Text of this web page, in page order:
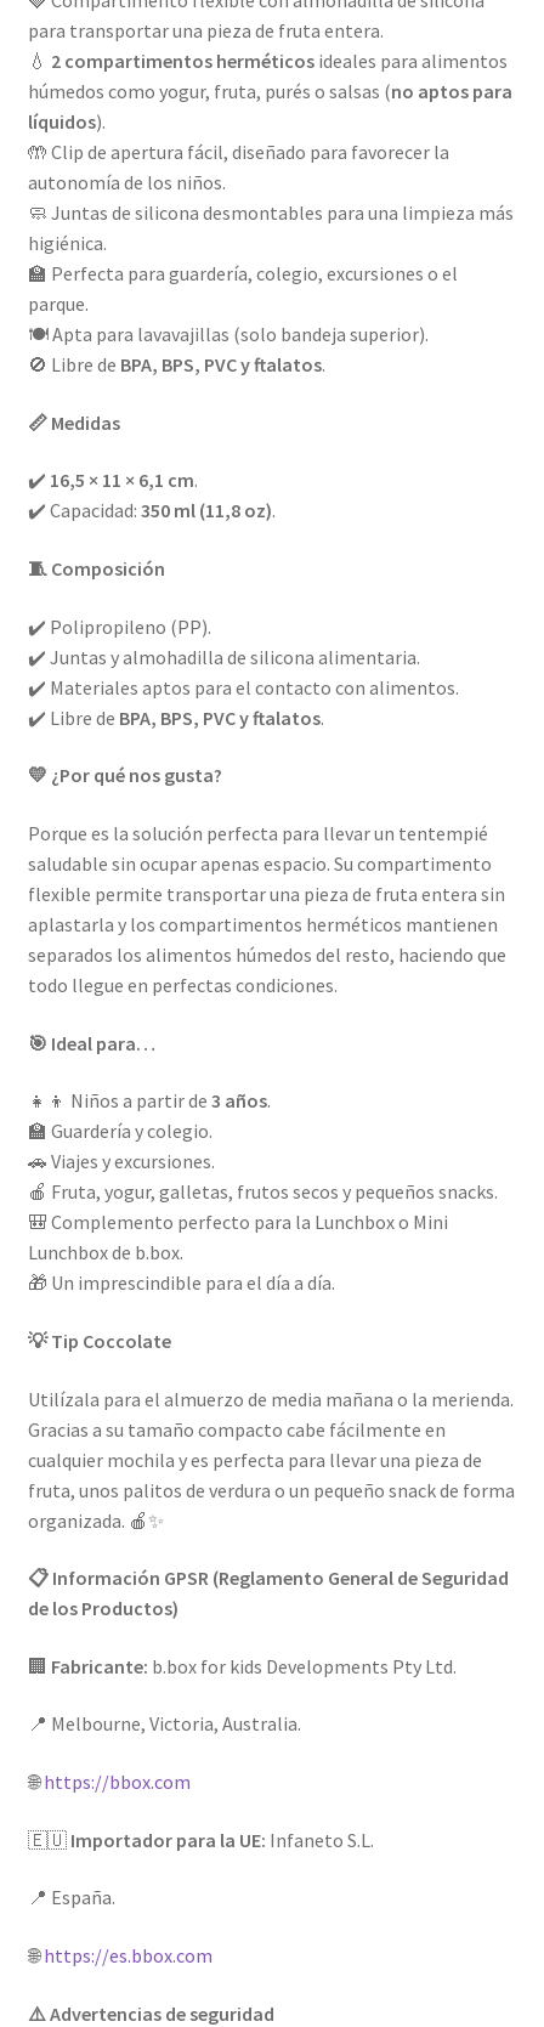
para transportar una pieza de fruta entera.
💧 2 compartimentos herméticosideales para alimentos
húmedos como yogur, fruta, purés o salsas (no aptos para
líquidos).
🤲 Clip de apertura fácil, diseñado para favorecer la
autonomía de los niños.
🧼 Juntas de silicona desmontables para una limpieza más
higiénica.
🏫 Perfecta para guardería, colegio, excursiones o el
parque.
🍽️ Apta para lavavajillas (solo bandeja superior).
🚫 Libre de BPA, BPS, PVC y ftalatos.
📏 Medidas
✔️ 16,5 × 11 × 6,1 cm.
✔️ Capacidad: 350 ml (11,8 oz).
🧵 Composición
✔️ Polipropileno (PP).
✔️ Juntas y almohadilla de silicona alimentaria.
✔️ Materiales aptos para el contacto con alimentos.
✔️ Libre de BPA, BPS, PVC y ftalatos.
💛 ¿Por qué nos gusta?
Porque es la solución perfecta para llevar un tentempié
saludable sin ocupar apenas espacio. Su compartimento
flexible permite transportar una pieza de fruta entera sin
aplastarla y los compartimentos herméticos mantienen
separados los alimentos húmedos del resto, haciendo que
todo llegue en perfectas condiciones.
🎯 Ideal para…
👧👦 Niños a partir de 3 años.
🏫 Guardería y colegio.
🚗 Viajes y excursiones.
🍎 Fruta, yogur, galletas, frutos secos y pequeños snacks.
🎒 Complemento perfecto para la Lunchbox o Mini
Lunchbox de b.box.
🎁 Un imprescindible para el día a día.
💡 Tip Coccolate
Utilízala para el almuerzo de media mañana o la merienda.
Gracias a su tamaño compacto cabe fácilmente en
cualquier mochila y es perfecta para llevar una pieza de
fruta, unos palitos de verdura o un pequeño snack de forma
organizada. 🍎✨
📋 Información GPSR (Reglamento General de Seguridad
de los Productos)
🏢 Fabricante: b.box for kids Developments Pty Ltd.
📍 Melbourne, Victoria, Australia.
🌐https://bbox.com
🇪🇺 Importador para la UE: Infaneto S.L.
📍 España.
🌐https://es.bbox.com
⚠️ Advertencias de seguridad